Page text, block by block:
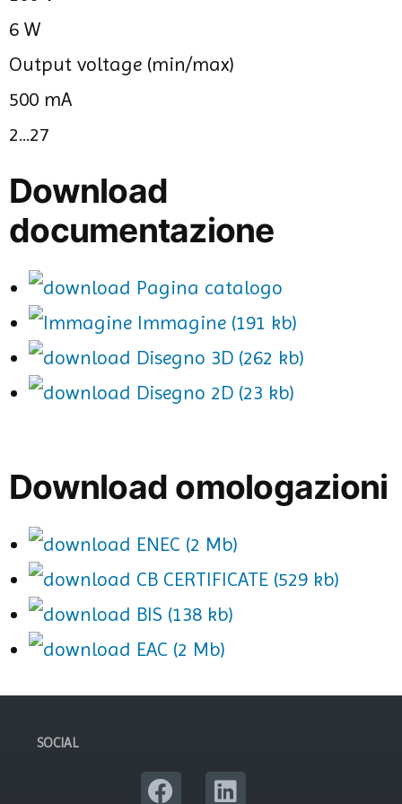
6 W
Output voltage (min/max)
500 mA
2...27
Download
documentazione
Pagina catalogo
Immagine (191 kb)
Disegno 3D (262 kb)
Disegno 2D (23 kb)
Download omologazioni
ENEC (2 Mb)
CB CERTIFICATE (529 kb)
BIS (138 kb)
EAC (2 Mb)
SOCIAL